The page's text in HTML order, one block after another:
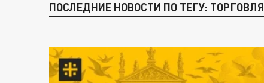
ПОСЛЕДНИЕ НОВОСТИ ПО ТЕГУ: ТОРГОВЛЯ